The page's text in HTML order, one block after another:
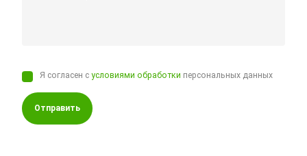
Я согласен сусловиями обработки персональных данных
Отправить